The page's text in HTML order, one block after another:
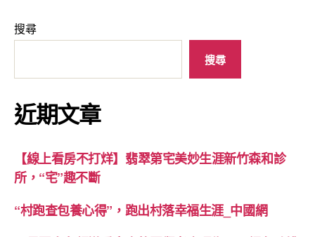
搜尋
搜尋
近期文章
【線上看房不打烊】翡翠第宅美妙生涯新竹森和診
所，“宅”趣不斷
“村跑查包養心得”，跑出村落幸福生涯_中國網